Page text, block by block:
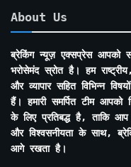
About Us
ब्रेकिंग न्यूज़ एक्सप्रेस आपको
भरोसेमंद स्रोत है। हम
और व्यापार सहित विभिन्न
हैं। हमारी समर्पित टीम
के लिए प्रतिबद्ध है, ताकि
और विश्वसनीयता के साथ,
आगे रखता है।